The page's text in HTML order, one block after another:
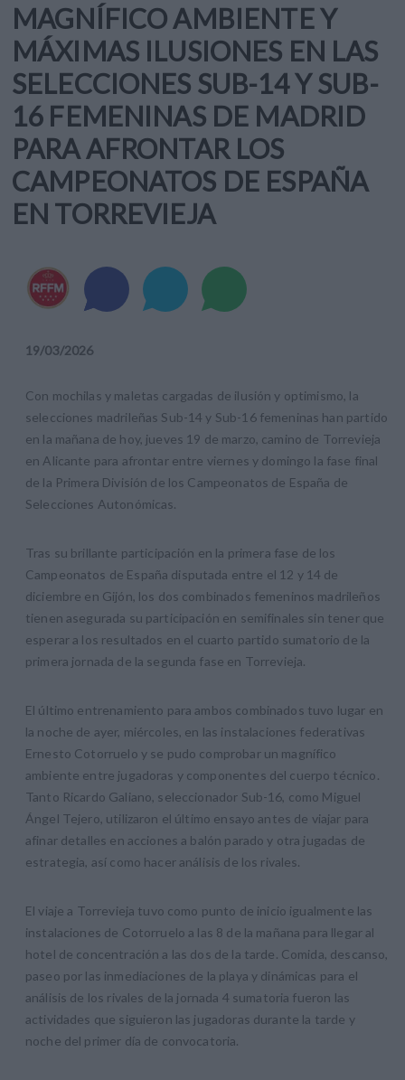
MAGNÍFICO AMBIENTE Y
MÁXIMAS ILUSIONES EN LAS
SELECCIONES SUB-14 Y SUB-
16 FEMENINAS DE MADRID
PARA AFRONTAR LOS
CAMPEONATOS DE ESPAÑA
EN TORREVIEJA
19/03/2026
Con mochilas y maletas cargadas de ilusión y optimismo, la
selecciones madrileñas Sub-14 y Sub-16 femeninas han partido
en la mañana de hoy, jueves 19 de marzo, camino de Torrevieja
en Alicante para afrontar entre viernes y domingo la fase final
de la Primera División de los Campeonatos de España de
Selecciones Autonómicas.
Tras su brillante participación en la primera fase de los
Campeonatos de España disputada entre el 12 y 14 de
diciembre en Gijón, los dos combinados femeninos madrileños
tienen asegurada su participación en semifinales sin tener que
esperar a los resultados en el cuarto partido sumatorio de la
primera jornada de la segunda fase en Torrevieja.
El último entrenamiento para ambos combinados tuvo lugar en
la noche de ayer, miércoles, en las instalaciones federativas
Ernesto Cotorruelo y se pudo comprobar un magnífico
ambiente entre jugadoras y componentes del cuerpo técnico.
Tanto Ricardo Galiano, seleccionador Sub-16, como Miguel
Ángel Tejero, utilizaron el último ensayo antes de viajar para
afinar detalles en acciones a balón parado y otra jugadas de
estrategia, así como hacer análisis de los rivales.
El viaje a Torrevieja tuvo como punto de inicio igualmente las
instalaciones de Cotorruelo a las 8 de la mañana para llegar al
hotel de concentración a las dos de la tarde. Comida, descanso,
paseo por las inmediaciones de la playa y dinámicas para el
análisis de los rivales de la jornada 4 sumatoria fueron las
actividades que siguieron las jugadoras durante la tarde y
noche del primer día de convocatoria.